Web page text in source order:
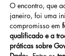
O encontro, que
janeiro, foi uma
compromisso em
qualificado e a
práticas sobre